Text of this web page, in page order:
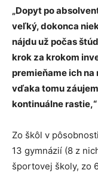
„Dopyt po
veľký, dokonca
nájdu už počas
krok za krokom
premieňame ich
vďaka tomu
kontinuálne rastie,“
Zo škôl v
13 gymnázií (8 z
športovej školy, zo